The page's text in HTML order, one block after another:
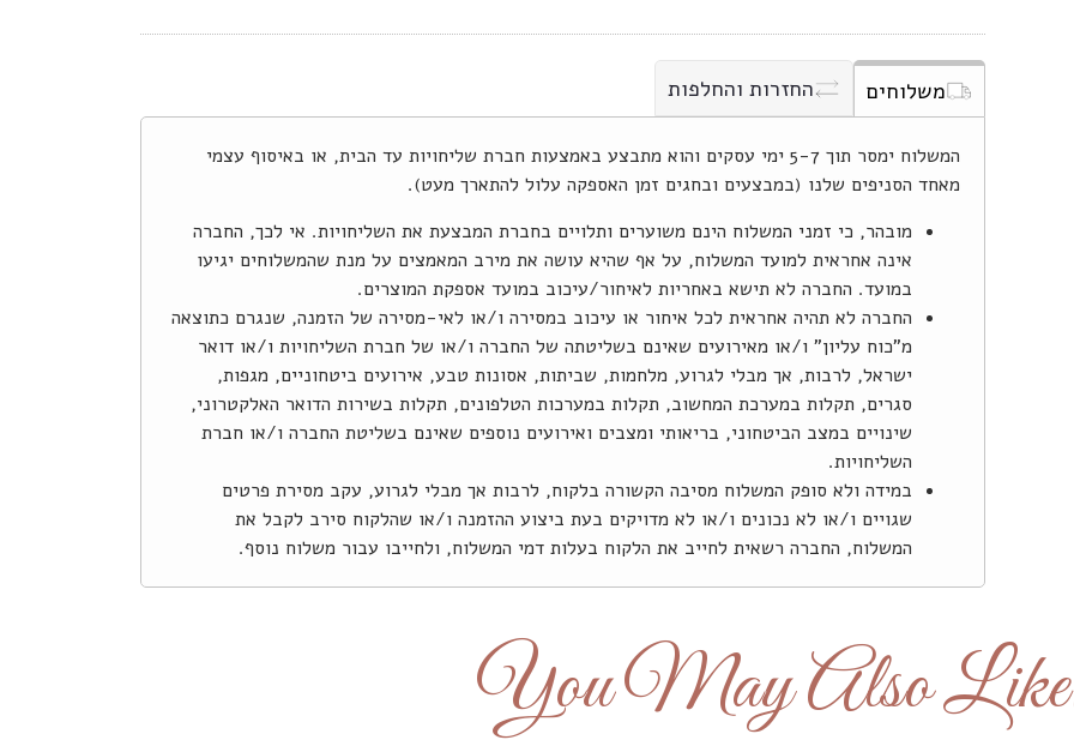
משלוחים החזרות והחלפות
המשלוח ימסר תוך 5-7 ימי עסקים והוא מתבצע באמצעות חברת שליחויות עד הבית, או באיסוף עצמי
מאחד הסניפים שלנו (במבצעים ובחגים זמן האספקה עלול להתארך מעט).
מובהר, כי זמני המשלוח הינם משוערים ותלויים בחברת המבצעת את השליחויות. אי לכך, החברה
אינה אחראית למועד המשלוח, על אף שהיא עושה את מירב המאמצים על מנת שהמשלוחים יגיעו
במועד. החברה לא תישא באחריות לאיחור/עיכוב במועד אספקת המוצרים.
החברה לא תהיה אחראית לכל איחור או עיכוב במסירה ו/או לאי-מסירה של הזמנה, שנגרם כתוצאה
מ"כוח עליון" ו/או מאירועים שאינם בשליטתה של החברה ו/או של חברת השליחויות ו/או דואר
ישראל, לרבות, אך מבלי לגרוע, מלחמות, שביתות, אסונות טבע, אירועים ביטחוניים, מגפות,
סגרים, תקלות במערכת המחשוב, תקלות במערכות הטלפונים, תקלות בשירות הדואר האלקטרוני,
שינויים במצב הביטחוני, בריאותי ומצבים ואירועים נוספים שאינם בשליטת החברה ו/או חברת
השליחויות.
במידה ולא סופק המשלוח מסיבה הקשורה בלקוח, לרבות אך מבלי לגרוע, עקב מסירת פרטים
שגויים ו/או לא נכונים ו/או לא מדויקים בעת ביצוע ההזמנה ו/או שהלקוח סירב לקבל את
המשלוח, החברה רשאית לחייב את הלקוח בעלות דמי המשלוח, ולחייבו עבור משלוח נוסף.